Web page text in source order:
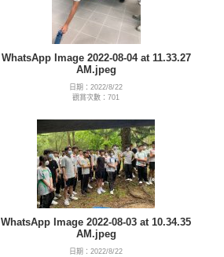
WhatsApp Image 2022-08-04 at 11.33.27
AM.jpeg
日期：2022/8/22
觀賞次數：701
WhatsApp Image 2022-08-03 at 10.34.35
AM.jpeg
日期：2022/8/22